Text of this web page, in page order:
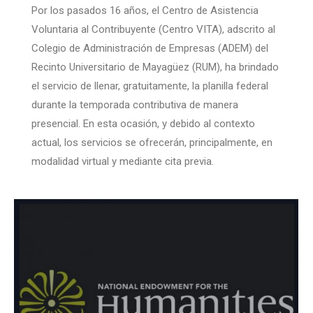
Por los pasados 16 años, el Centro de Asistencia
Voluntaria al Contribuyente (Centro VITA), adscrito al
Colegio de Administración de Empresas (ADEM) del
Recinto Universitario de Mayagüez (RUM), ha brindado
el servicio de llenar, gratuitamente, la planilla federal
durante la temporada contributiva de manera
presencial. En esta ocasión, y debido al contexto
actual, los servicios se ofrecerán, principalmente, en
modalidad virtual y mediante cita previa.